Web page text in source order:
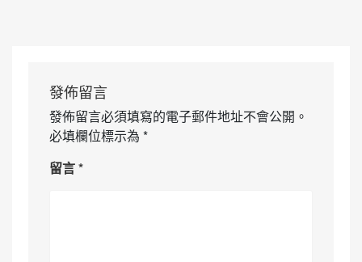
發佈留言
發佈留言必須填寫的電子郵件地址不會公開。
必填欄位標示為 *
留言*